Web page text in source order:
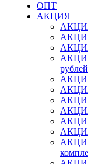
ОПТ
АКЦИЯ
АКЦИЯ
рублей
АКЦИЯ